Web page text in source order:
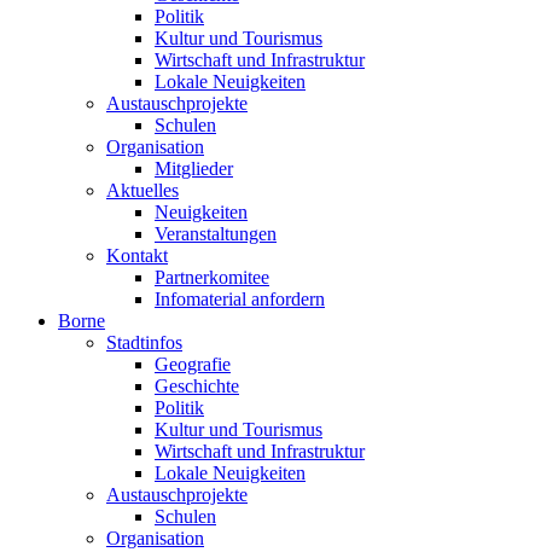
Politik
Kultur und Tourismus
Wirtschaft und Infrastruktur
Lokale Neuigkeiten
Austauschprojekte
Schulen
Organisation
Mitglieder
Aktuelles
Neuigkeiten
Veranstaltungen
Kontakt
Partnerkomitee
Infomaterial anfordern
Borne
Stadtinfos
Geografie
Geschichte
Politik
Kultur und Tourismus
Wirtschaft und Infrastruktur
Lokale Neuigkeiten
Austauschprojekte
Schulen
Organisation